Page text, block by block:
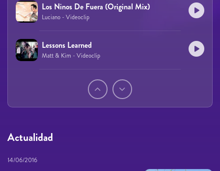
Los Ninos De Fuera (Original Mix)
Luciano - Videoclip
Lessons Learned
Matt & Kim - Videoclip
Actualidad
14/06/2016